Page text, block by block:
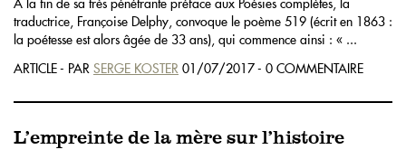
traductrice, Françoise Delphy, convoque le poème 519 (écrit en 1863 :
la poétesse est alors âgée de 33 ans), qui commence ainsi : « ...
ARTICLE - PAR SERGE KOSTER 01/07/2017 - 0 COMMENTAIRE
L’empreinte de la mère sur l’histoire